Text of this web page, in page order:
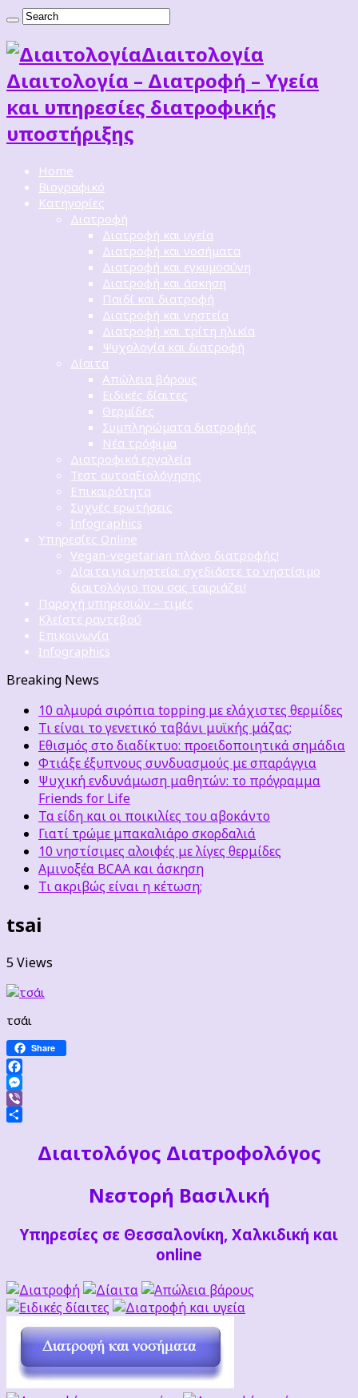
Διαιτoλογία
Διαιτολογία – Διατροφή – Υγεία
και υπηρεσίες διατροφικής
υποστήριξης
Home
Βιογραφικό
Κατηγορίες
Διατροφή
Διατροφή και υγεία
Διατροφή και νοσήματα
Διατροφή και εγκυμοσύνη
Διατροφή και άσκηση
Παιδί και διατροφή
Διατροφή και νηστεία
Διατροφή και τρίτη ηλικία
Ψυχολογία και διατροφή
Δίαιτα
Απώλεια βάρους
Ειδικές δίαιτες
Θερμίδες
Συμπληρώματα διατροφής
Νέα τρόφιμα
Διατροφικά εργαλεία
Τεστ αυτοαξιολόγησης
Επικαιρότητα
Συχνές ερωτήσεις
Infographics
Υπηρεσίες Online
Vegan-vegetarian πλάνο διατροφής!
Δίαιτα για νηστεία: σχεδιάστε το νηστίσιμο
διαιτολόγιο που σας ταιριάζει!
Παροχή υπηρεσιών – τιμές
Κλείστε ραντεβού
Επικοινωνία
Infographics
Breaking News
10 αλμυρά σιρόπια topping με ελάχιστες θερμίδες
Τι είναι το γενετικό ταβάνι μυϊκής μάζας;
Εθισμός στο διαδίκτυο: προειδοποιητικά σημάδια
Φτιάξε έξυπνους συνδυασμούς με σπαράγγια
Ψυχική ενδυνάμωση μαθητών: το πρόγραμμα
Friends for Life
Τα είδη και οι ποικιλίες του αβοκάντο
Γιατί τρώμε μπακαλιάρο σκορδαλιά
10 νηστίσιμες αλοιφές με λίγες θερμίδες
Αμινοξέα BCAA και άσκηση
Τι ακριβώς είναι η κέτωση;
tsai
5 Views
τσάι
Share
Facebook
Messenger
Viber
Διαιτoλόγος Διατροφολόγος
Νεστορή Βασιλική
Υπηρεσίες σε Θεσσαλονίκη, Χαλκιδική και
online